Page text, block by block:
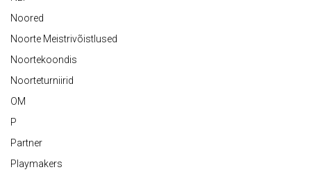
Noored
Noorte Meistrivõistlused
Noortekoondis
Noorteturniirid
OM
P
Partner
Playmakers